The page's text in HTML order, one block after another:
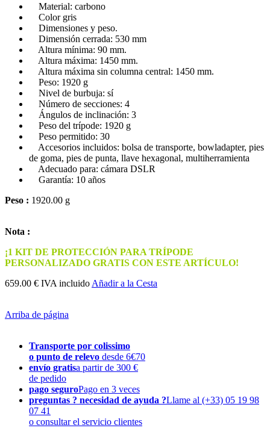
Material: carbono
Color gris
Dimensiones y peso.
Dimensión cerrada: 530 mm
Altura mínima: 90 mm.
Altura máxima: 1450 mm.
Altura máxima sin columna central: 1450 mm.
Peso: 1920 g
Nivel de burbuja: sí
Número de secciones: 4
Ángulos de inclinación: 3
Peso del trípode: 1920 g
Peso permitido: 30
Accesorios incluidos: bolsa de transporte, bowladapter, pies
de goma, pies de punta, llave hexagonal, multiherramienta
Adecuado para: cámara DSLR
Garantía: 10 años
Peso : 1920.00 g
Nota :
¡1 KIT DE PROTECCIÓN PARA TRÍPODE
PERSONALIZADO GRATIS CON ESTE ARTÍCULO!
659.00 € IVA incluido Añadir a la Cesta
Arriba de página
Transporte por colissimo
o punto de relevo desde 6€70
envío gratisa partir de 300 €
de pedido
pago seguroPago en 3 veces
preguntas ? necesidad de ayuda ?Llame al (+33) 05 19 98
07 41
o consultar el servicio clientes